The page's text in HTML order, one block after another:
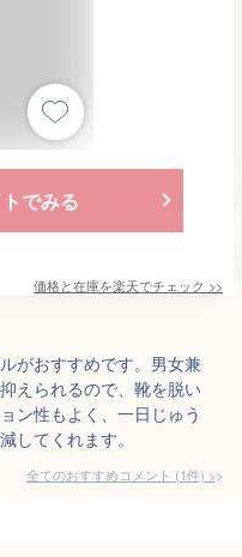
でみる
価格と在庫を楽天でチェック >>
がおすすめです。男女兼
えられるので、靴を脱い
ン性もよく、一日じゅう
してくれます。
全てのおすすめコメント (1件) >